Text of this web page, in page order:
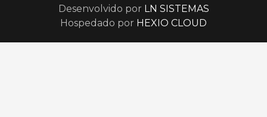
Desenvolvido por LN SISTEMAS
Hospedado por HEXIO CLOUD